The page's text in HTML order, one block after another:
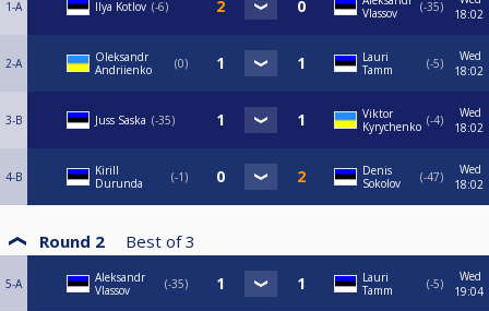
1-A Ilya Kotlov -6
Vlassov
-35
18:02
2-A
Oleksandr
Andriienko
0
Lauri
Tamm
-5
Wed
18:02
3-B Juss Saska -35
Viktor
Kyrychenko -4
Wed
18:02
4-B
Kirill
Durunda
-1
Denis
Sokolov
-47
Wed
18:02
Round 2 Best of 3
5-A
Aleksandr
Vlassov
-35
Lauri
Tamm
-5
Wed
19:04